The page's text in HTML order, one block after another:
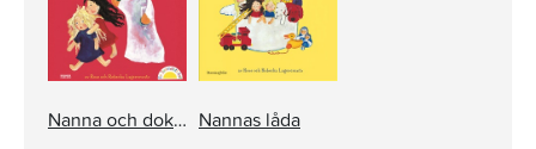
Nanna och doktor Snäll Nannas låda